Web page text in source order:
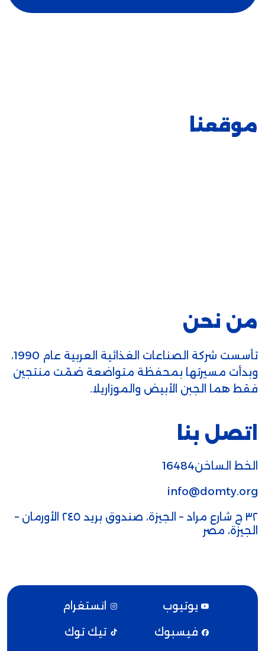
موقعنا
من نحن
تأسست شركة الصناعات الغذائية العربية عام 1990،
وبدأت مسيرتها بمحفظة متواضعة ضمّت منتجين
فقط هما الجبن الأبيض والموزاريلا.
اتصل بنا
الخط الساخن16484
info@domty.org
٣٢ ج شارع مراد – الجيزة، صندوق بريد ٢٤٥ الأورمان –
الجيزة، مصر
يوتيوب
انستغرام
فيسبوك
تيك توك